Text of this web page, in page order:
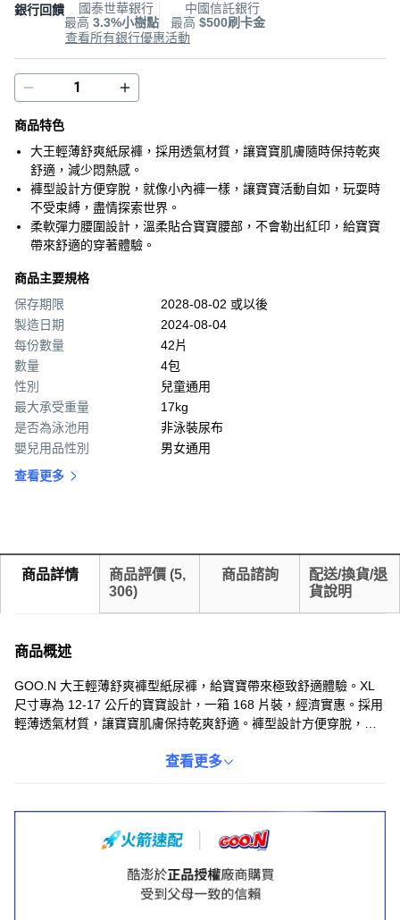
銀行回饋
國泰世華銀行
最高 3.3%小樹點
中國信託銀行
最高 $500刷卡金
查看所有銀行優惠活動
商品特色
大王輕薄舒爽紙尿褲，採用透氣材質，讓寶寶肌膚隨時保持乾爽
舒適，減少悶熱感。
褲型設計方便穿脫，就像小內褲一樣，讓寶寶活動自如，玩耍時
不受束縛，盡情探索世界。
柔軟彈力腰圍設計，溫柔貼合寶寶腰部，不會勒出紅印，給寶寶
帶來舒適的穿著體驗。
商品主要規格
保存期限
2028-08-02 或以後
製造日期
2024-08-04
每份數量
42片
數量
4包
性別
兒童通用
最大承受重量
17kg
是否為泳池用
非泳裝尿布
嬰兒用品性別
男女通用
查看更多
商品詳情 商品評價 (5,
306)
商品諮詢
配送/換貨/退
貨說明
商品概述
GOO.N 大王輕薄舒爽褲型紙尿褲，給寶寶帶來極致舒適體驗。XL
尺寸專為 12-17 公斤的寶寶設計，一箱 168 片裝，經濟實惠。採用
輕薄透氣材質，讓寶寶肌膚保持乾爽舒適。褲型設計方便穿脫，即
測，不含刺激性物質，給寶寶帶來安全呵護。男女寶寶皆適用，是
查看更多